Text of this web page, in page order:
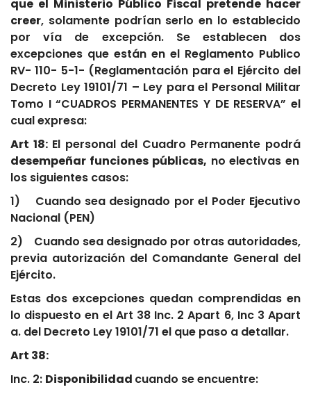
que el Ministerio Público Fiscal pretende hacer
creer, solamente podrían serlo en lo establecido
por vía de excepción. Se establecen dos
excepciones que están en el Reglamento Publico
RV- 110- 5-1- (Reglamentación para el Ejército del
Decreto Ley 19101/71 – Ley para el Personal Militar
Tomo I “CUADROS PERMANENTES Y DE RESERVA” el
cual expresa:
Art 18:El personal del Cuadro Permanente podrá
desempeñar funciones públicas, no electivas en
los siguientes casos:
1) Cuando sea designado por el Poder Ejecutivo
Nacional (PEN)
2) Cuando sea designado por otras autoridades,
previa autorización del Comandante General del
Ejército.
Estas dos excepciones quedan comprendidas en
lo dispuesto en el Art 38 Inc. 2 Apart 6, Inc 3 Apart
a. del Decreto Ley 19101/71 el que paso a detallar.
Art 38:
Inc. 2: Disponibilidad cuando se encuentre: